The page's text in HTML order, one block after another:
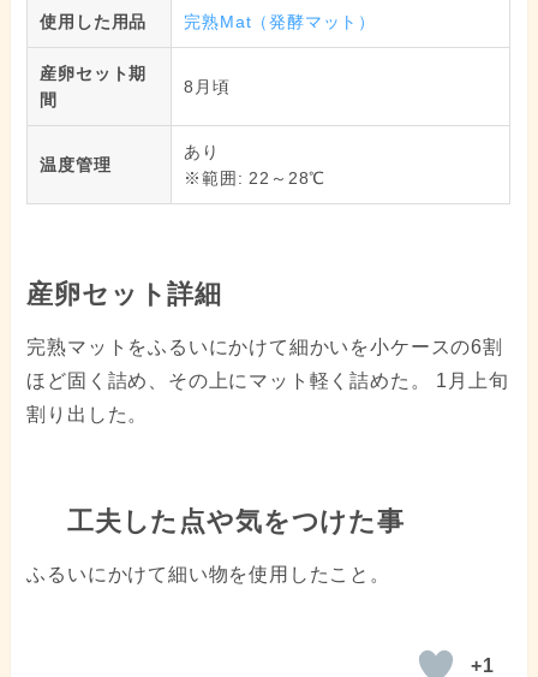
使用した用品 完熟Mat（発酵マット）
産卵セット期
間
8月頃
温度管理
あり
※範囲: 22～28℃
産卵セット詳細
完熟マットをふるいにかけて細かいを小ケースの6割
ほど固く詰め、その上にマット軽く詰めた。 1月上旬
割り出した。
工夫した点や気をつけた事
ふるいにかけて細い物を使用したこと。
+1